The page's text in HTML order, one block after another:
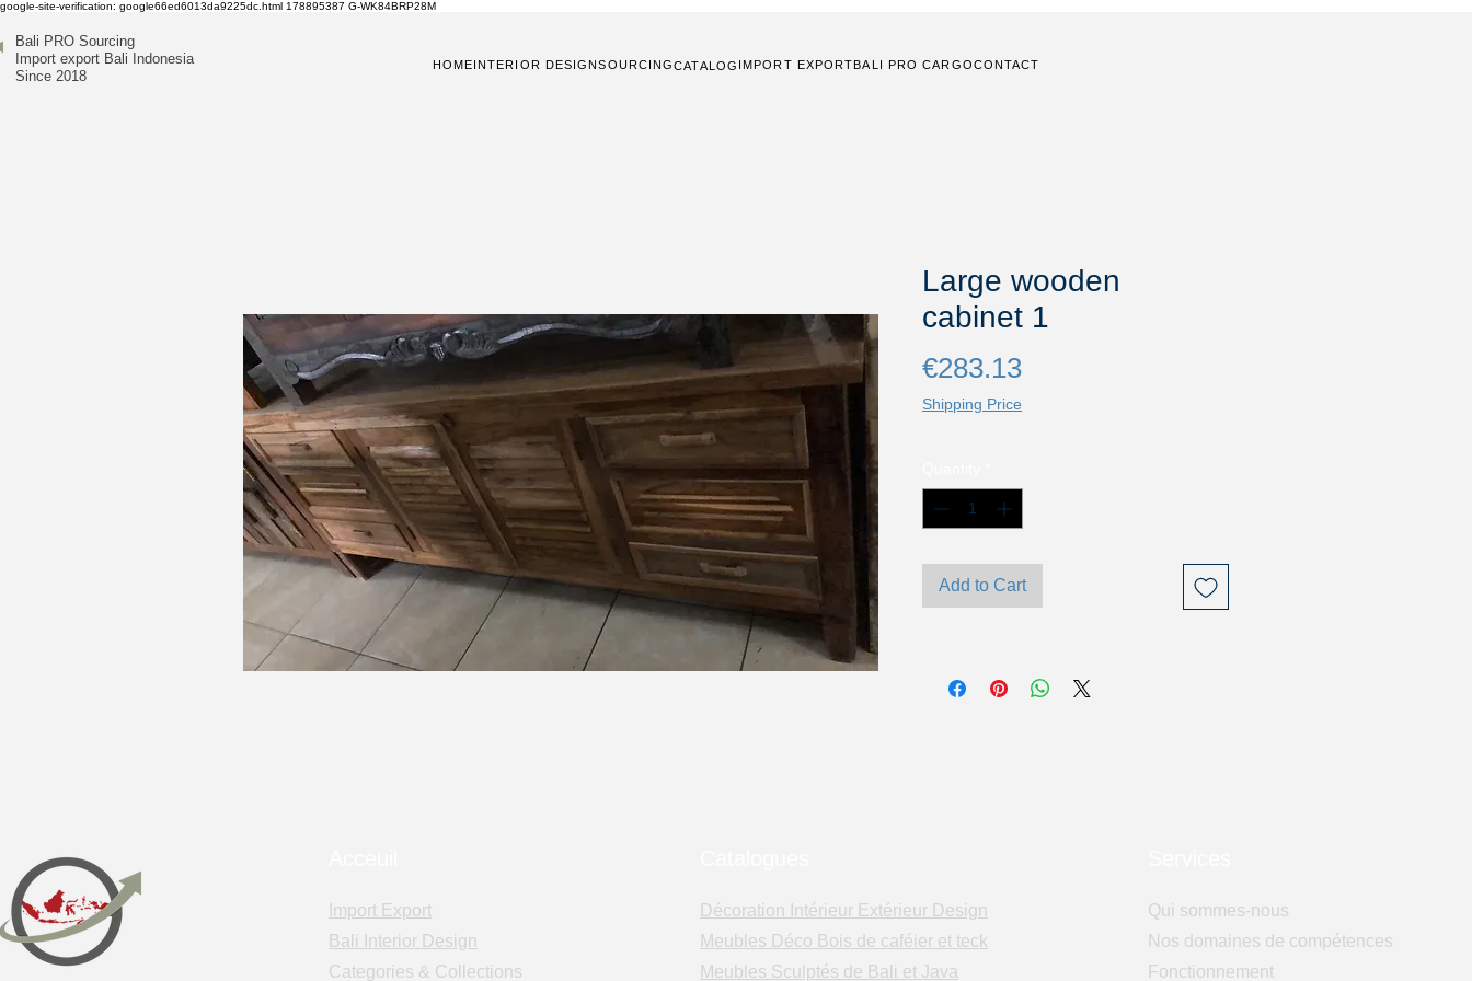
google-site-verification: google66ed6013da9225dc.html 178895387 G-WK84BRP28M
Bali PRO Sourcing
Import export Bali Indonesia
Since 2018
HOMEINTERIOR DESIGNSOURCINGCATALOG IMPORT EXPORTBALI PRO CARGOCONTACT
Large wooden
cabinet 1
€283.13Price
Shipping Price
Add to Cart
Import Export
Bali Interior Design
Categories & Collections
Décoration Intérieur Extérieur Design
Meubles Déco Bois de caféier et teck
Meubles Sculptés de Bali et Java
Qui sommes-nous
Nos domaines de compétences
Fonctionnement